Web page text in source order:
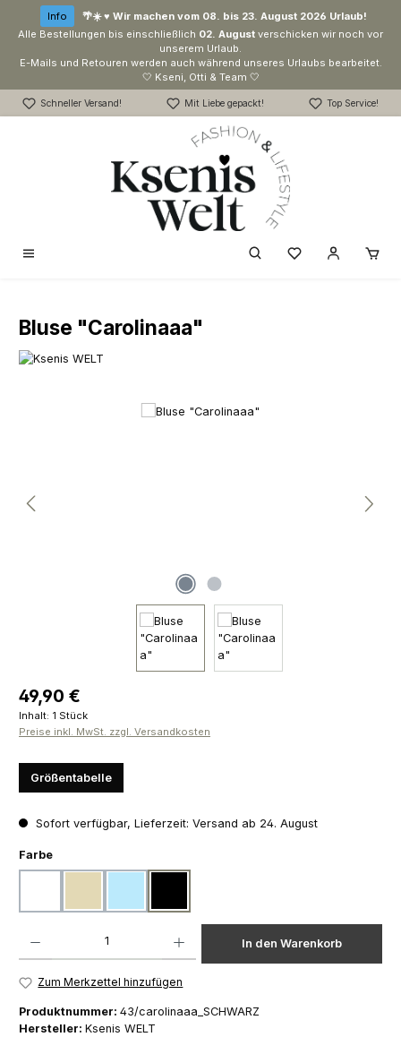
Zum Hauptinhalt springen
Info
🌴☀️ ♥ Wir machen vom 08. bis 23. August 2026 Urlaub!
Alle Bestellungen bis einschließlich 02. August verschicken wir noch vor
unserem Urlaub.
E-Mails und Retouren werden auch während unseres Urlaubs bearbeitet.
🤍 Kseni, Otti & Team 🤍
Schneller Versand! Mit Liebe gepackt! Top Service!
Du hast 0
Bluse "Carolinaaa"
Bildergalerie überspringen
Regulärer Preis:
49,90 €
Inhalt: 1 Stück
Preise inkl. MwSt. zzgl. Versandkosten
Größentabelle
Sofort verfügbar, Lieferzeit: Versand ab 24. August
Farbeauswählen
In den Warenkorb
Zum Merkzettel hinzufügen
Produktnummer: 43/carolinaaa_SCHWARZ
Hersteller: Ksenis WELT